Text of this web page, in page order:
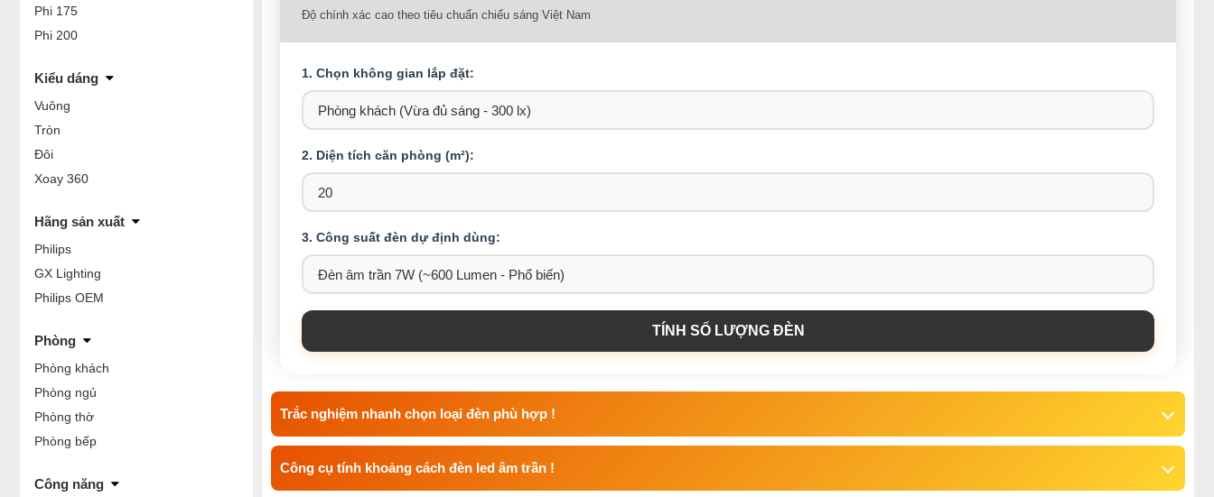
Phi 175
Phi 200
Kiểu dáng
Vuông
Tròn
Đôi
Xoay 360
Hãng sản xuất
Philips
GX Lighting
Philips OEM
Phòng
Phòng khách
Phòng ngủ
Phòng thờ
Phòng bếp
Công năng
Độ chính xác cao theo tiêu chuẩn chiếu sáng Việt Nam
1. Chọn không gian lắp đặt:
2. Diện tích căn phòng (m²):
3. Công suất đèn dự định dùng:
TÍNH SỐ LƯỢNG ĐÈN
Trắc nghiệm nhanh chọn loại đèn phù hợp !
Công cụ tính khoảng cách đèn led âm trần !